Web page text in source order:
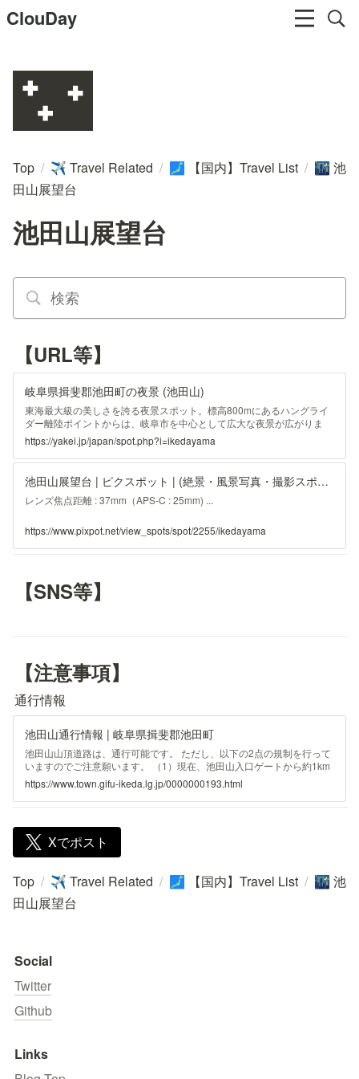
ClouDay
🌃
Top / ✈️ Travel Related / 🗾 【国内】Travel List / 🌃 池
田山展望台
池田山展望台
【URL等】
岐阜県揖斐郡池田町の夜景 (池田山)
東海最大級の美しさを誇る夜景スポット。標高800mにあるハングライ
ダー離陸ポイントからは、岐阜市を中心として広大な夜景が広がりま
す。 ドライブ 比較的快適な山道や湾岸ドライブも楽しめる デート
雰囲気もアクセスも良く女性に喜ばれる 室内 エアコンなど効いた快
適な環境 穴場 アクセス簡単で夜景独占 or アクセス困難だけど極上
夜景 ...
https://yakei.jp/japan/spot.php?i=ikedayama
池田山展望台 | ピクスポット | (絶景・風景写真・撮影スポット・撮影ガイド・カメラの使い方)
レンズ焦点距離 : 37mm（APS-C : 25mm) ...
https://www.pixpot.net/view_spots/spot/2255/ikedayama
【SNS等】
【注意事項】
通行情報
池田山通行情報 | 岐阜県揖斐郡池田町
池田山山頂道路は、通行可能です。 ただし、以下の2点の規制を行って
いますのでご注意願います。 （1）現在、池田山入口ゲートから約1km
付近で、池田山山頂道路（林道）工事を行っています。 工事区間
は、 時間規制で「通行止め」です。 （日曜日は除く） 規制時間： 8
時00分～10時00分 10時30分～12時00分
17時00分 （2） 毎週土曜日の21時00分から翌5時00分までの
間は、道路の安全確保のため「通行止め」です。 皆さんのご理解、ご
協力をお願い申し上げます。 池田山道路は 林道であるため、 落石、倒
り地形により 携帯電話が通話不能となっていますので、通行される場
合は天候、対向車、動物（シカ・クマ）、路面などのあらゆる面に注意
して走行してください。 降雪時など路面凍結の危険が予想される場
https://www.town.gifu-ikeda.lg.jp/0000000193.html
Xでポスト
Top / ✈️ Travel Related / 🗾 【国内】Travel List / 🌃 池
田山展望台
Social
Twitter
Github
Links